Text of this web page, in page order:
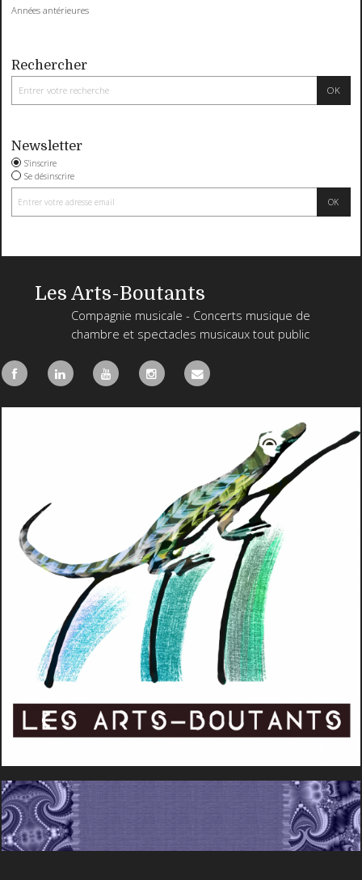
Années antérieures
Rechercher
Newsletter
S'inscrire
Se désinscrire
Les Arts-Boutants
Compagnie musicale - Concerts musique de
chambre et spectacles musicaux tout public